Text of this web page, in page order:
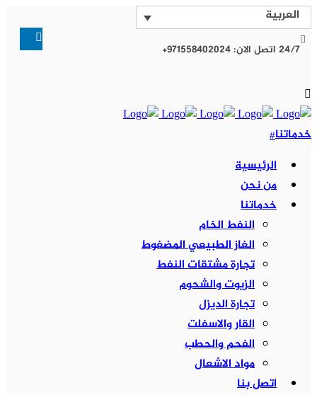
العربية
24/7 اتصل الان: 971558402024+
خدماتنا
الرئيسية
من نحن
خدماتنا
النفط الخام
الغاز الطبيعي المضغوط
تجارة مشتقات النفط
الزيوت والشحوم
تجارة الديزل
القار والاسفلت
الفحم والحطب
مواد الاشعال
اتصل بنا